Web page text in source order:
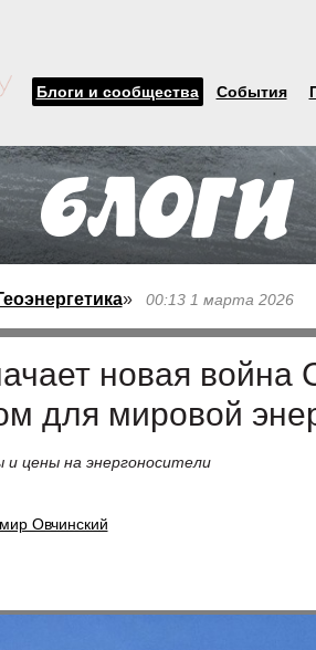
Блоги и сообщества События
» 00:13 1 марта 2026
новая
для мировой
и цены на энергоносители
Овчинский